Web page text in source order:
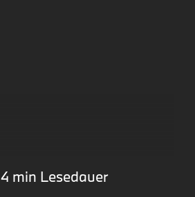
4 min Lesedauer